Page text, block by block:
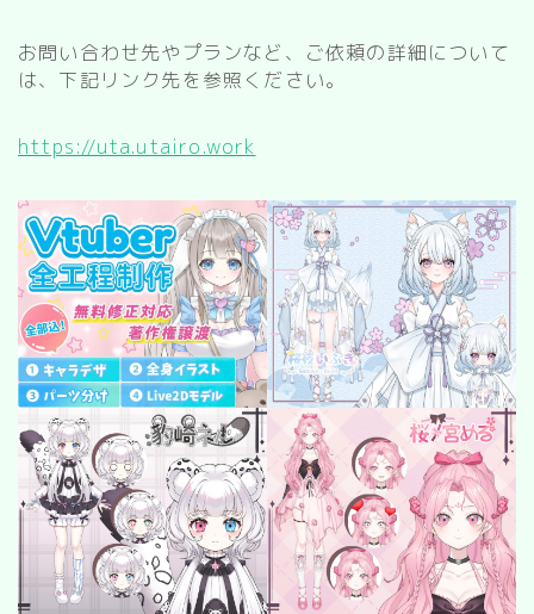
寝室
custom rooms
cityscape
park
facility
Restaurant/Cafe
countryside
病院
Shrine/temple
city
SF/Fantasy
cyber-
お問い合わせ先やプランなど、ご依頼の詳細について
は、下記リンク先を参照ください。
https://uta.utairo.work